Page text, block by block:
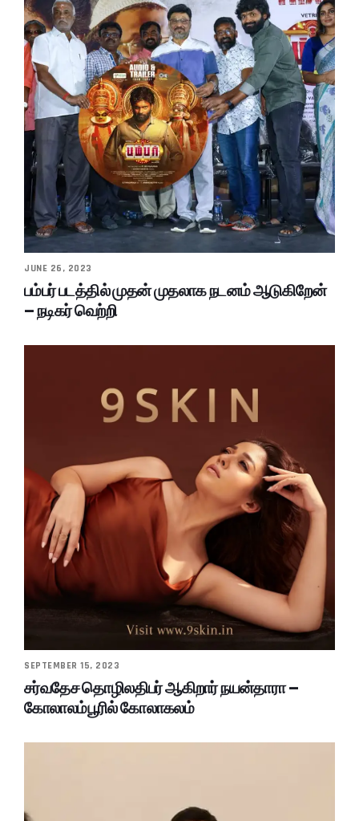
JUNE 26, 2023
பம்பர் படத்தில் முதன் முதலாக நடனம் ஆடுகிறேன்
– நடிகர் வெற்றி
SEPTEMBER 15, 2023
சர்வதேச தொழிலதிபர் ஆகிறார் நயன்தாரா –
கோலாலம்பூரில் கோலாகலம்